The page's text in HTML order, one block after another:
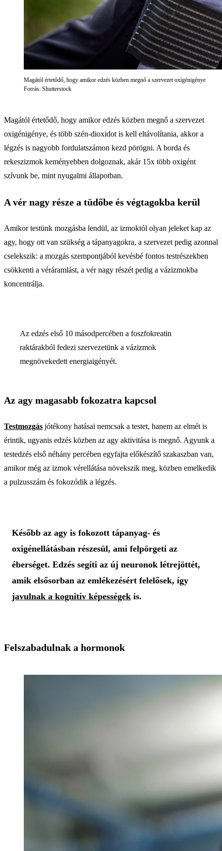
Magától értetődő, hogy amikor edzés közben megnő a szervezet oxigénigénye
Forrás: Shutterstock
Magától értetődő, hogy amikor edzés közben megnő a szervezet
oxigénigénye, és több szén-dioxidot is kell eltávolítania, akkor a
légzés is nagyobb fordulatszámon kezd pörögni. A borda és
rekeszizmok keményebben dolgoznak, akár 15x több oxigént
szívunk be, mint nyugalmi állapotban.
A vér nagy része a tüdőbe és végtagokba kerül
Amikor testünk mozgásba lendül, az izmoktól olyan jeleket kap az
agy, hogy ott van szükség a tápanyagokra, a szervezet pedig azonnal
cselekszik: a mozgás szempontjából kevésbé fontos testrészekben
csökkenti a véráramlást, a vér nagy részét pedig a vázizmokba
koncentrálja.
Az edzés első 10 másodpercében a foszfokreatin
raktárakból fedezi szervezetünk a vázizmok
megnövekedett energiaigényét.
Az agy magasabb fokozatra kapcsol
Testmozgás jótékony hatásai nemcsak a testet, hanem az elmét is
érintik, ugyanis edzés közben az agy aktivitása is megnő. Agyunk a
testedzés első néhány percében egyfajta előkészítő szakaszban van,
amikor még az izmok vérellátása növekszik meg, közben emelkedik
a pulzusszám és fokozódik a légzés.
Később az agy is fokozott tápanyag- és
oxigénellátásban részesül, ami felpörgeti az
éberséget. Edzés segíti az új neuronok létrejöttét,
amik elsősorban az emlékezésért felelősek, így
javulnak a kognitív képességek is.
Felszabadulnak a hormonok